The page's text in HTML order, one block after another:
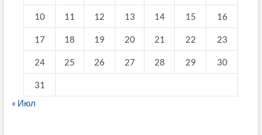
10 11 12 13 14 15 16
17 18 19 20 21 22 23
24 25 26 27 28 29 30
31
« Июл